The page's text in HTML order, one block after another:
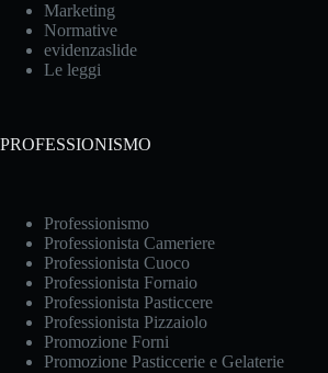
Marketing
Normative
evidenzaslide
Le leggi
PROFESSIONISMO
Professionismo
Professionista Cameriere
Professionista Cuoco
Professionista Fornaio
Professionista Pasticcere
Professionista Pizzaiolo
Promozione Forni
Promozione Pasticcerie e Gelaterie